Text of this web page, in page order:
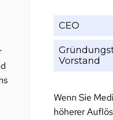
CEO
Vorstand
Wenn Sie
höherer